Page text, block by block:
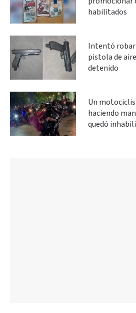
habilitados
Intentó
pistola de
detenido
Un
haciendo
quedó